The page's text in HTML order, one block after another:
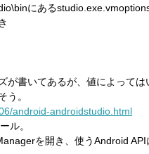
にある
が書いてあるが、値によって
う。
android-androidstudio.html
ル。
を開き、使うAndroid